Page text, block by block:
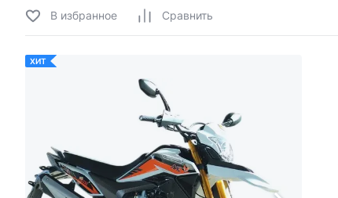
В избранное Cравнить
ХИТ